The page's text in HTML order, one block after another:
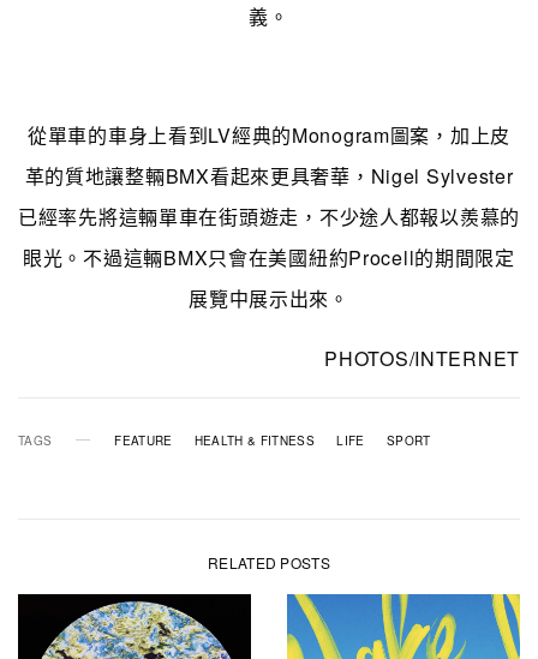
義。
從單車的車身上看到LV經典的Monogram圖案，加上皮
革的質地讓整輛BMX看起來更具奢華，Nigel Sylvester
已經率先將這輛單車在街頭遊走，不少途人都報以羨慕的
眼光。不過這輛BMX只會在美國紐約Procell的期間限定
展覽中展示出來。
PHOTOS/INTERNET
TAGS FEATURE HEALTH & FITNESS LIFE SPORT
RELATED POSTS